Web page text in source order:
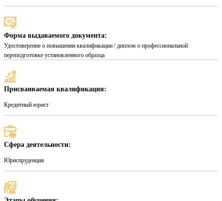
Форма выдаваемого документа:
Удостоверение о повышении квалификации / диплом о профессиональной
переподготовке установленного образца
Присваиваемая квалификация:
Кредитный юрист
Сфера деятельности:
Юриспруденция